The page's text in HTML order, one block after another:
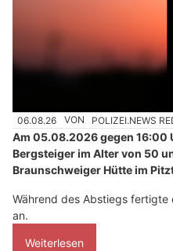
06.08.26 VON POLIZEI.NEWS
Am 05.08.2026 gegen 16:00
Bergsteiger im Alter von 50
Braunschweiger Hütte im
Während des Abstiegs
an.
Weiterlesen